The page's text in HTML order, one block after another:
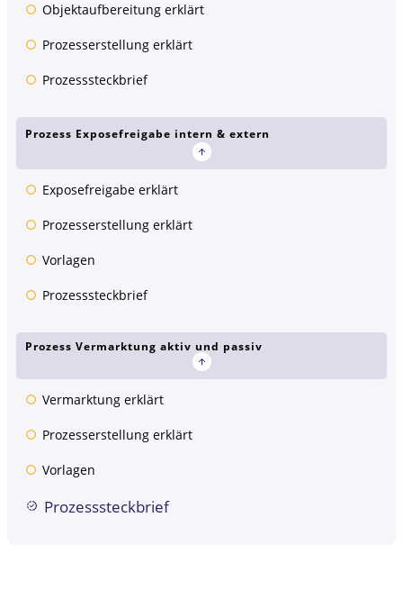
Objektaufbereitung erklärt
Prozesserstellung erklärt
Prozesssteckbrief
Prozess Exposefreigabe intern & extern
Exposefreigabe erklärt
Prozesserstellung erklärt
Vorlagen
Prozesssteckbrief
Prozess Vermarktung aktiv und passiv
Vermarktung erklärt
Prozesserstellung erklärt
Vorlagen
Prozesssteckbrief